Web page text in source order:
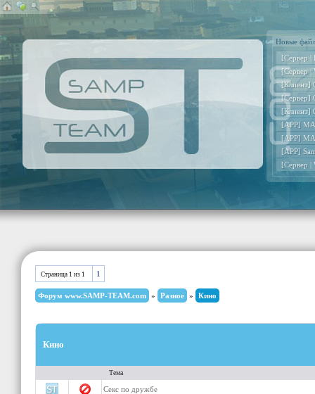
Новые
[Сервер |
[Сервер |
[Клиент]
[Сервер]
[Клиент]
[APP]
[APP]
[APP]
[Сервер |
Страница 1 из 1 1
Форум www.SAMP-TEAM.com » Разное » Кино
Кино
Тема
Секс по дружбе